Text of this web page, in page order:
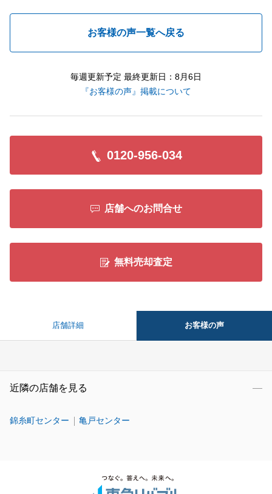
お客様の声一覧へ戻る
毎週更新予定 最終更新日：8月6日
『お客様の声』掲載について
0120-956-034
店舗へのお問合せ
無料売却査定
店舗詳細 お客様の声
近隣の店舗を見る
錦糸町センター 亀戸センター